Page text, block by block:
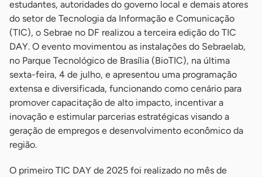
estudantes, autoridades do governo local e demais atores
do setor de Tecnologia da Informação e Comunicação
(TIC), o Sebrae no DF realizou a terceira edição do TIC
DAY. O evento movimentou as instalações do Sebraelab,
no Parque Tecnológico de Brasília (BioTIC), na última
sexta-feira, 4 de julho, e apresentou uma programação
extensa e diversificada, funcionando como cenário para
promover capacitação de alto impacto, incentivar a
inovação e estimular parcerias estratégicas visando a
geração de empregos e desenvolvimento econômico da
região.
O primeiro TIC DAY de 2025 foi realizado no mês de